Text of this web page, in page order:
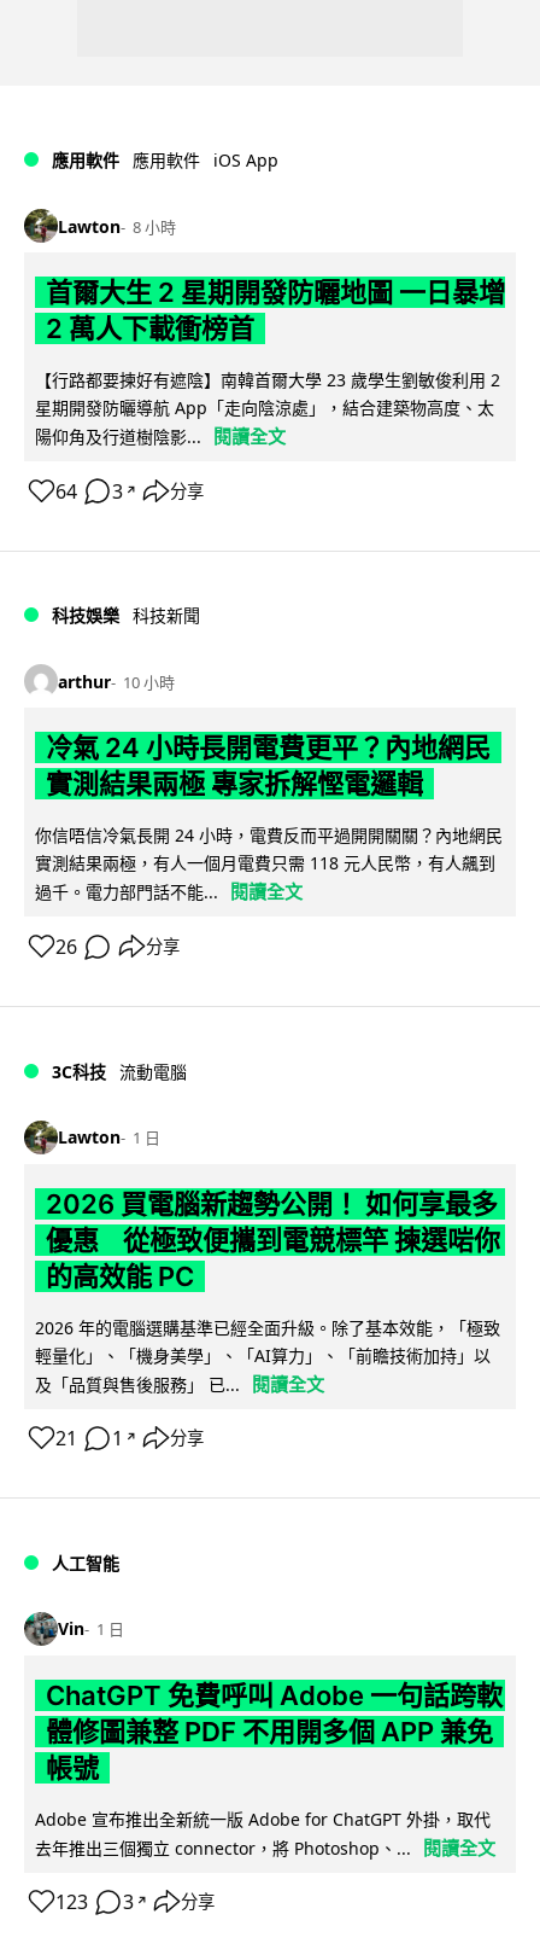
應用軟件 應用軟件 iOS App
Lawton 8 小時
首爾大生 2 星期開發防曬地圖 一日暴增
2 萬人下載衝榜首
【行路都要揀好有遮陰】南韓首爾大學 23 歲學生劉敏俊利用 2
星期開發防曬導航 App「走向陰涼處」，結合建築物高度、太
陽仰角及行道樹陰影...
閱讀全文
64 3 ↗ 分享
科技娛樂 科技新聞
arthur 10 小時
冷氣 24 小時長開電費更平？內地網民
實測結果兩極 專家拆解慳電邏輯
你信唔信冷氣長開 24 小時，電費反而平過開開關關？內地網民
實測結果兩極，有人一個月電費只需 118 元人民幣，有人飆到
過千。電力部門話不能...
閱讀全文
26 分享
3C科技 流動電腦
Lawton 1 日
2026 買電腦新趨勢公開！ 如何享最多
優惠 從極致便攜到電競標竿 揀選啱你
的高效能 PC
2026 年的電腦選購基準已經全面升級。除了基本效能，「極致
輕量化」、「機身美學」、「AI算力」、「前瞻技術加持」以
及「品質與售後服務」 已...
閱讀全文
21 1 ↗ 分享
人工智能
Vin 1 日
ChatGPT 免費呼叫 Adobe 一句話跨軟
體修圖兼整 PDF 不用開多個 APP 兼免
帳號
Adobe 宣布推出全新統一版 Adobe for ChatGPT 外掛，取代
去年推出三個獨立 connector，將 Photoshop、...
閱讀全文
123 3 ↗ 分享